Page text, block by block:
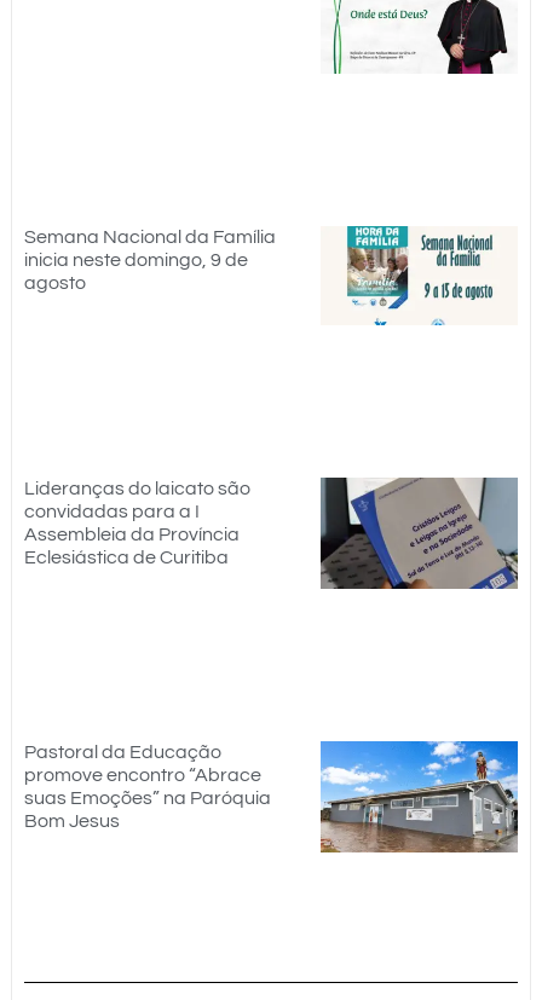
Semana Nacional da Família
inicia neste domingo, 9 de
agosto
Lideranças do laicato são
convidadas para a I
Assembleia da Província
Eclesiástica de Curitiba
Pastoral da Educação
promove encontro “Abrace
suas Emoções” na Paróquia
Bom Jesus